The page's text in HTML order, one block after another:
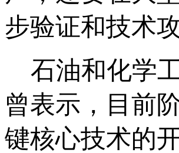
步验证和技术
石油和化学
曾表示，目前
键核心技术的